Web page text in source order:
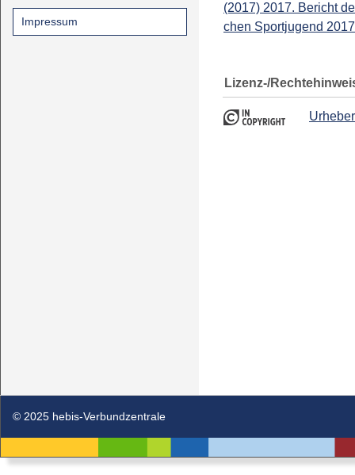
Impressum
(2017) 2017. Bericht
chen Sportjugend 2017
Lizenz-/
© 2025 hebis-Verbundzentrale